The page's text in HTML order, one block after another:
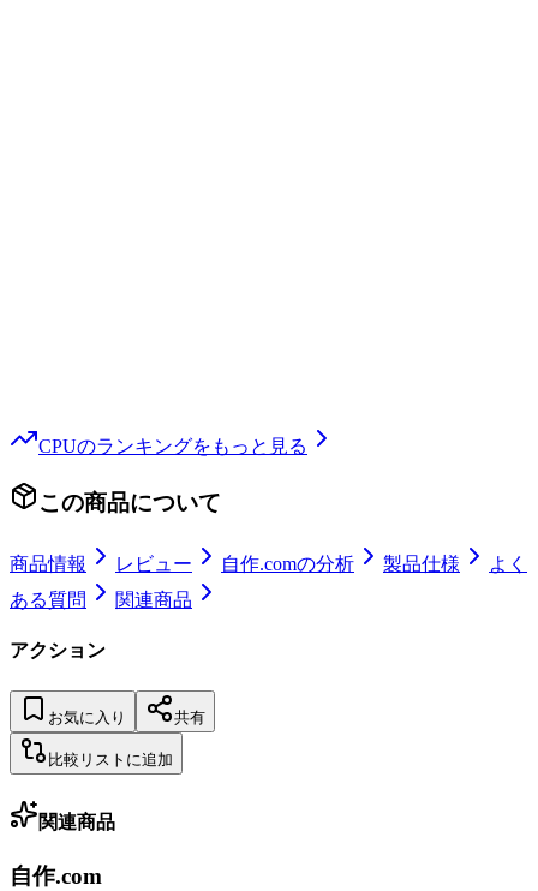
CPUのランキングをもっと見る
この商品について
商品情報 レビュー 自作.comの分析 製品仕様
よく
ある質問
関連商品
アクション
お気に入り 共有
比較リストに追加
関連商品
自作.com